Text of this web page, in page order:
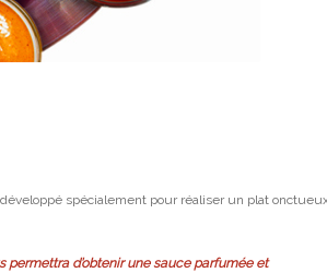
spécialement pour réaliser un plat
permettra d’obtenir une sauce parfumée et